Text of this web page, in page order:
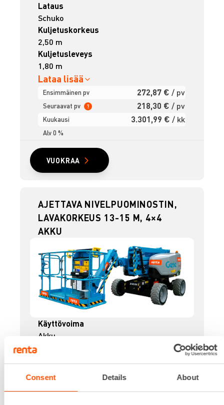
Consent Details About
Lataus
Schuko
Kuljetuskorkeus
2,50 m
Kuljetusleveys
1,80 m
Lataa lisää
Ensimmäinen pv 272,87 € / pv
Seuraavat pv ? 218,30 € / pv
Kuukausi 3.301,99 € / kk
Alv 0 %
VUOKRAA
AJETTAVA NIVELPUOMINOSTIN,
LAVAKORKEUS 13-15 M, 4×4
AKKU
Käyttövoima
Akku
Schuko
Kuljetuskorkeus